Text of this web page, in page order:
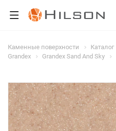
Каменные поверхности Каталог
Grandex
Grandex Sand And Sky